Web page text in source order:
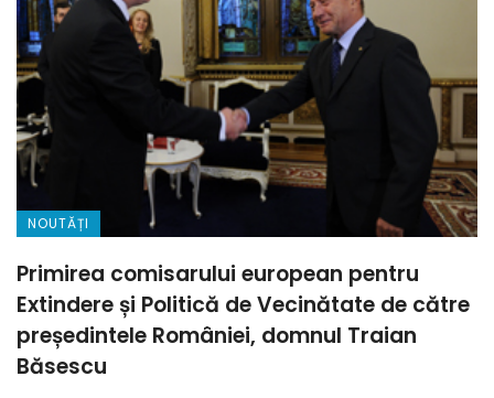
NOUTĂȚI
Primirea comisarului european pentru
Extindere și Politică de Vecinătate de către
președintele României, domnul Traian
Băsescu